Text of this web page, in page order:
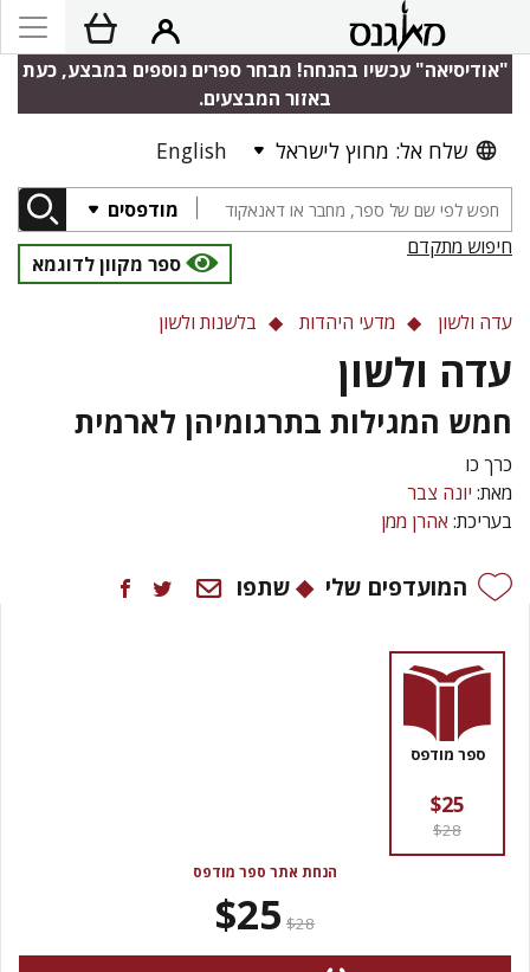
"אודיסיאה" עכשיו בהנחה! מבחר ספרים נוספים במבצע, כעת
באזור המבצעים.
שלח אל: מחוץ לישראל English
מודפסים
חיפוש מתקדם
ספר מקוון לדוגמא
עדה ולשון מדעי היהדות בלשנות ולשון
עדה ולשון
חמש המגילות בתרגומיהן לארמית
כרך כו
מאת: יונה צבר
בעריכת: אהרן ממן
המועדפים שלי שתפו
ספר מודפס
$25
$28
הנחת אתר ספר מודפס
$28
$25